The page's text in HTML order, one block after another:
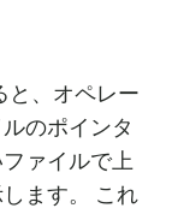
と、オペレー
のポインタ
ァイルで上
ます。 これ